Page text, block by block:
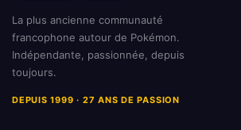
La plus ancienne communauté
francophone autour de Pokémon.
Indépendante, passionnée, depuis
toujours.
DEPUIS 1999 · 27 ANS DE PASSION